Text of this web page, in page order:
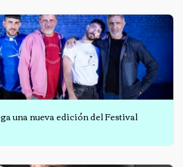
una nueva edición del Festival